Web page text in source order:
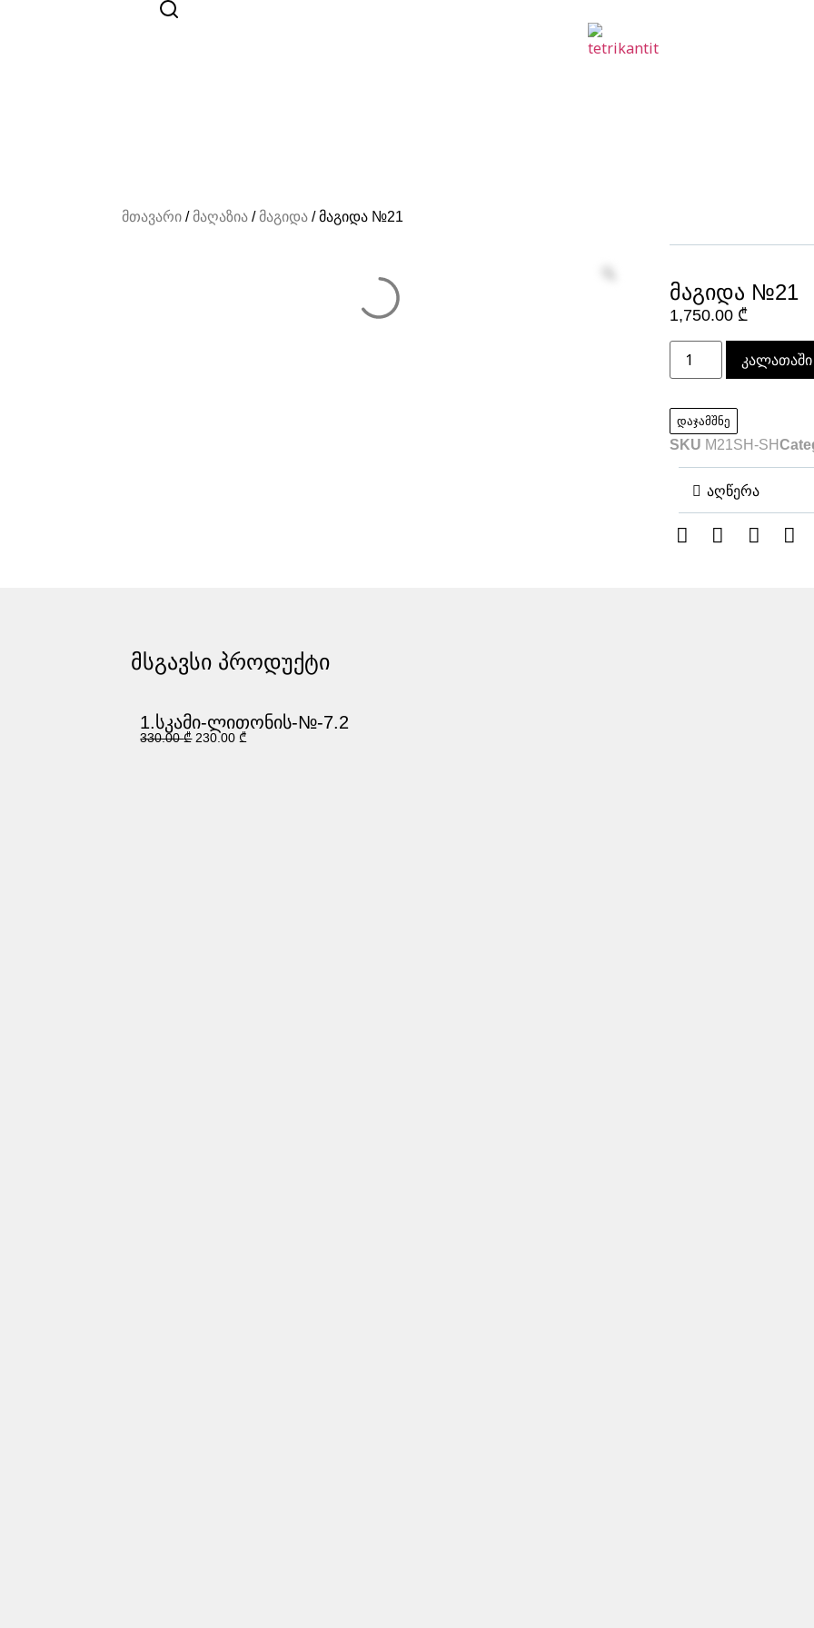
მთავარი /მაღაზია /მაგიდა / მაგიდა №21
მაგიდა №21
1,750.00 ₾
კალათაში
დაჯამშნე
SKU M21SH-SH
აღწერა
მსგავსი პროდუქტი
1.სკამი-ლითონის-№-7.2
330.00₾ 230.00 ₾